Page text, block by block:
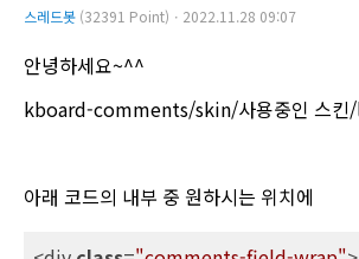
스레드봇 (32391 Point)ㆍ2022.11.28 09:07
안녕하세요~^^
kboard-comments/skin/사용중인 스킨
아래 코드의 내부 중 원하시는 위치에